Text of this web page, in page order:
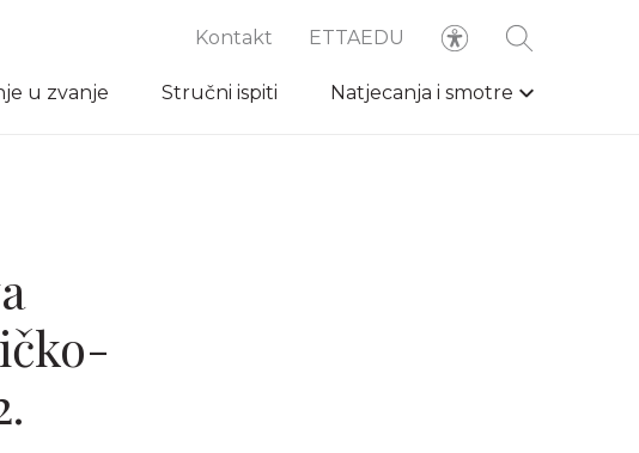
Kontakt ETTAEDU
u zvanje Stručni ispiti Natjecanja i smotre